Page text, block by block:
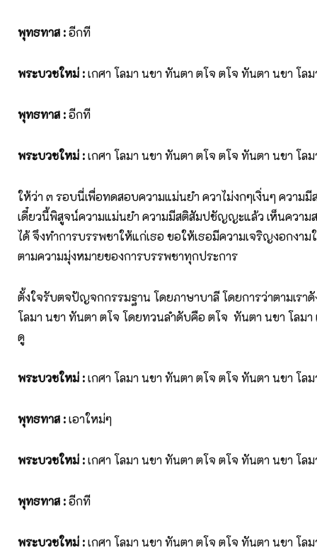
พุทธทาส :อีกที
พระบวชใหม่ :เกศา โลมา นขา ทันตา ตโจ ตโจ ทันตา นขา โลม
พุทธทาส :อีกที
พระบวชใหม่ :เกศา โลมา นขา ทันตา ตโจ ตโจ ทันตา นขา โลม
ให้ว่า ๓ รอบนี่เพื่อทดสอบความแม่นยำ ควาไม่งกๆเงิ่นๆ ควา
เดี๋ยวนี้พิสูจน์ความแม่นยำ ความมีสติสัมปชัญญะแล้ว เห็นความ
ได้ จึงทำการบรรพชาให้แก่เธอ ขอให้เธอมีความเจริญงอกงาม
ตามความมุ่งหมายของการบรรพชาทุกประการ
ตั้งใจรับตจปัญจกกรรมฐาน โดยภาษาบาลี โดยการว่าตามเราดั
โลมา นขา ทันตา ตโจ โดยทวนลำดับคือ ตโจ ทันตา นขา โลมา
ดู
พระบวชใหม่ :เกศา โลมา นขา ทันตา ตโจ ตโจ ทันตา นขา โลม
พุทธทาส :เอาใหม่ๆ
พระบวชใหม่ :เกศา โลมา นขา ทันตา ตโจ ตโจ ทันตา นขา โลม
พุทธทาส :อีกที
พระบวชใหม่ :เกศา โลมา นขา ทันตา ตโจ ตโจ ทันตา นขา โลม